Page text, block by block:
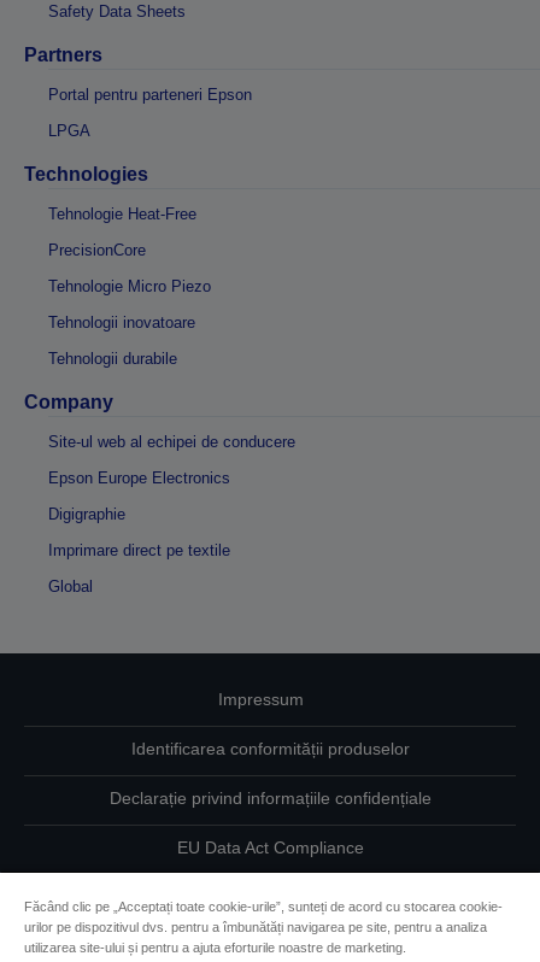
Safety Data Sheets
Partners
Portal pentru parteneri Epson
LPGA
Technologies
Tehnologie Heat-Free
PrecisionCore
Tehnologie Micro Piezo
Tehnologii inovatoare
Tehnologii durabile
Company
Site-ul web al echipei de conducere
Epson Europe Electronics
Digigraphie
Imprimare direct pe textile
Global
Impressum
Identificarea conformității produselor
Declarație privind informațiile confidențiale
EU Data Act Compliance
Informaţii despre modulele cookie
Făcând clic pe „Acceptați toate cookie-urile”, sunteți de acord cu stocarea cookie-
urilor pe dispozitivul dvs. pentru a îmbunătăți navigarea pe site, pentru a analiza
utilizarea site-ului și pentru a ajuta eforturile noastre de marketing.